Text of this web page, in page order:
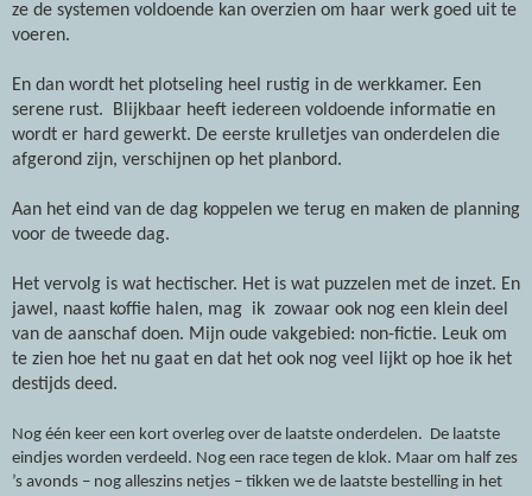
ze de systemen voldoende kan overzien om haar werk goed uit te
voeren.
En dan wordt het plotseling heel rustig in de werkkamer. Een
serene rust.
Blijkbaar heeft iedereen voldoende informatie en
wordt er hard gewerkt. De eerste krulletjes van onderdelen die
afgerond zijn, verschijnen op het planbord.
Aan het eind van de dag koppelen we terug en maken de planning
voor de tweede dag.
Het vervolg is wat hectischer. Het is wat puzzelen met de inzet. En
jawel, naast koffie halen, mag ik zowaar ook nog een klein deel
van de aanschaf doen. Mijn oude vakgebied: non-fictie. Leuk om
te zien hoe het nu gaat en dat het ook nog veel lijkt op hoe ik het
destijds deed.
Nog één keer een kort overleg over de laatste onderdelen. De laatste
eindjes worden verdeeld. Nog een race tegen de klok. Maar om half zes
’s avonds – nog alleszins netjes – tikken we de laatste bestelling in het